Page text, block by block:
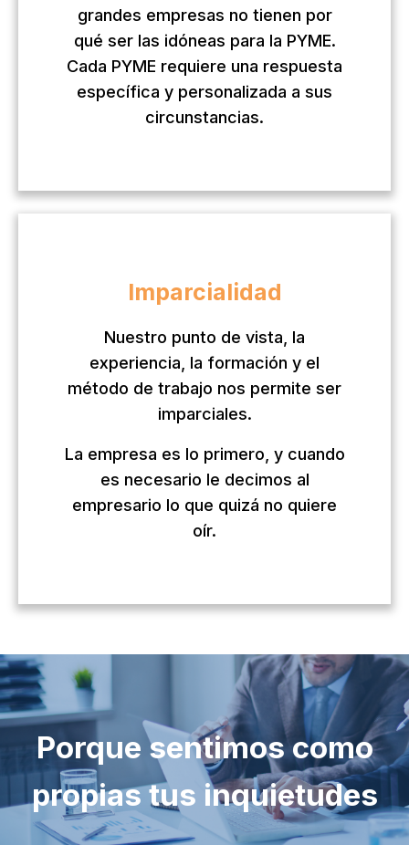
grandes empresas no tienen por
qué ser las idóneas para la PYME.
Cada PYME requiere una respuesta
específica y personalizada a sus
circunstancias.
Imparcialidad
Nuestro punto de vista, la
experiencia, la formación y el
método de trabajo nos permite ser
imparciales.
La empresa es lo primero, y cuando
es necesario le decimos al
empresario lo que quizá no quiere
oír.
Porque sentimos como
propias tus inquietudes